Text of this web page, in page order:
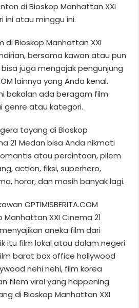
di Bioskop Manhattan XXI
ini atau minggu ini.
di Bioskop Manhattan XXI
bersama kawan atau pun
juga mengajak pengunjung
lainnya yang Anda kenal.
bakalan ada beragam film
genre atau kategori.
tayang di Bioskop
21 Medan bisa Anda nikmati
atau percintaan, pilem
action, fiksi, superhero,
horor, dan masih banyak lagi.
OPTIMISBERITA.COM
XXI Cinema 21
aneka film dari
itu film lokal atau dalam negeri
barat box office hollywood
nehi nehi, film korea
filem viral yang happening
di Bioskop Manhattan XXI